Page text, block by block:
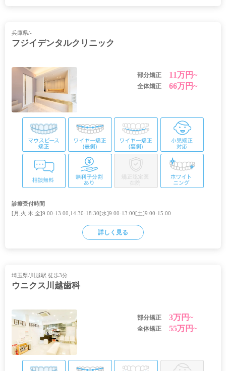
兵庫県/-
フジイデンタルクリニック
部分矯正 11万円~
全体矯正 66万円~
診療受付時間
[月,火,木,金]9:00-13:00,14:30-18:30[水]9:00-13:00[土]9:00-15:00
詳しく見る
埼玉県/川越駅 徒歩3分
ウニクス川越歯科
部分矯正 3万円~
全体矯正 55万円~